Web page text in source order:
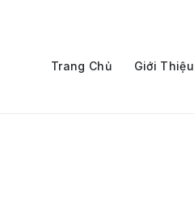
Trang Chủ Giới Thiệu